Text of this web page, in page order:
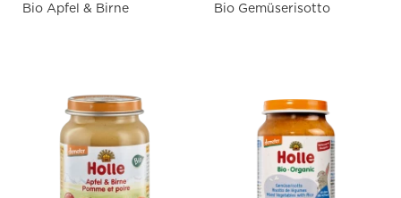
Bio Apfel & Birne
Bio Gemüserisotto